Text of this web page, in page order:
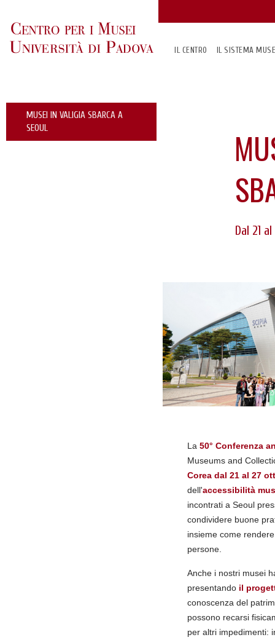
IL CENTRO IL SISTEMA
MUSEI IN VALIGIA SBARCA A
SEOUL
Dal 21
La 50° Conferenza
Museums and
Corea dal 21 al 27
dell'accessibilità
incontrati a Seoul
condividere buone
insieme come
persone.
Anche i nostri musei
presentando il
conoscenza del
possono recarsi
per altri impedimenti: